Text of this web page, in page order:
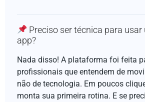
Preciso ser técnica para usar
app?
Nada disso! A plataforma foi feita
profissionais que entendem de
não de tecnologia. Em poucos
monta sua primeira rotina. E se